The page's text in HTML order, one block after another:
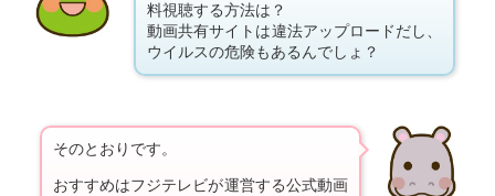
料視聴する方法は？
動画共有サイトは違法アップロードだし、
ウイルスの危険もあるんでしょ？
そのとおりです。
おすすめはフジテレビが運営する公式動画